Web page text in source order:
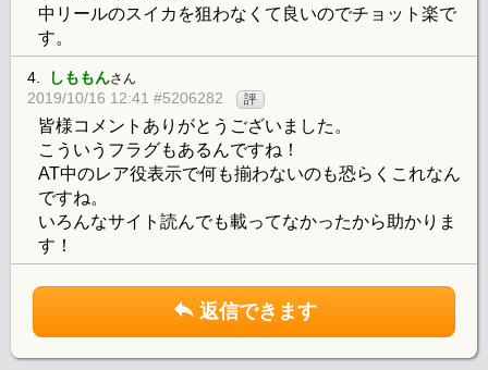
中リールのスイカを狙わなくて良いのでチョット楽で
す。
4. しももんさん
2019/10/16 12:41 #5206282 評
皆様コメントありがとうございました。
こういうフラグもあるんですね！
AT中のレア役表示で何も揃わないのも恐らくこれなん
ですね。
いろんなサイト読んでも載ってなかったから助かりま
す！
返信できます